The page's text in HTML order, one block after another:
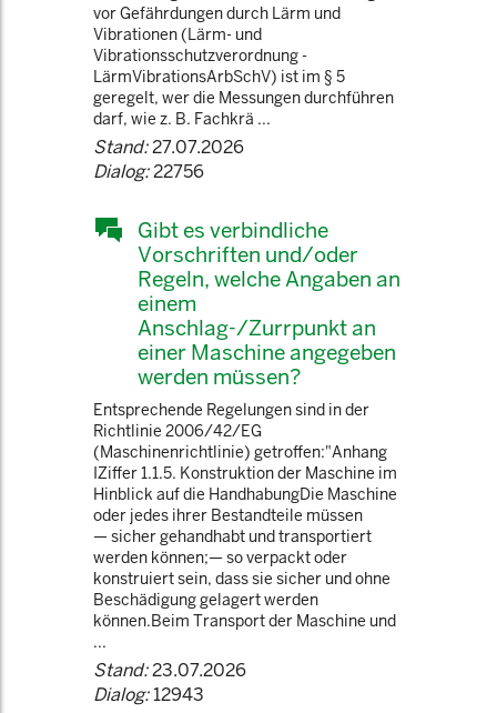
vor Gefährdungen durch Lärm und
Vibrationen (Lärm- und
Vibrationsschutzverordnung -
LärmVibrationsArbSchV) ist im § 5
geregelt, wer die Messungen durchführen
darf, wie z. B. Fachkrä ...
Stand:27.07.2026
Dialog:22756
Gibt es verbindliche
Vorschriften und/oder
Regeln, welche Angaben an
einem
Anschlag-/Zurrpunkt an
einer Maschine angegeben
werden müssen?
Entsprechende Regelungen sind in der
Richtlinie 2006/42/EG
(Maschinenrichtlinie) getroffen:"Anhang
IZiffer 1.1.5. Konstruktion der Maschine im
Hinblick auf die HandhabungDie Maschine
oder jedes ihrer Bestandteile müssen
— sicher gehandhabt und transportiert
werden können;— so verpackt oder
konstruiert sein, dass sie sicher und ohne
Beschädigung gelagert werden
können.Beim Transport der Maschine und
...
Stand:23.07.2026
Dialog:12943